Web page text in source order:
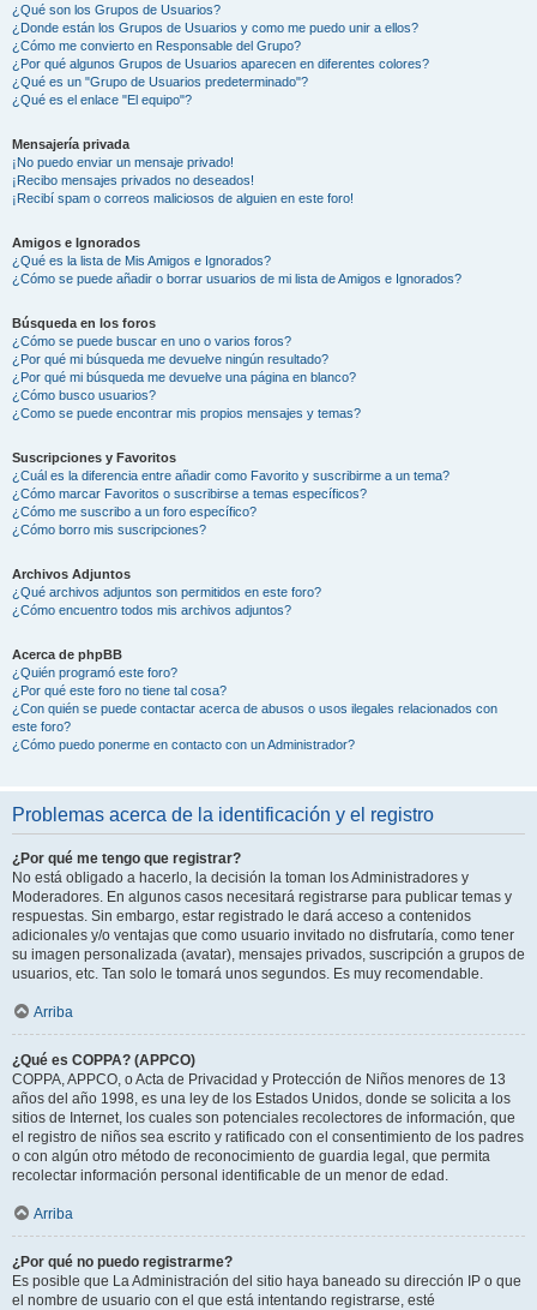
¿Qué son los Grupos de Usuarios?
¿Donde están los Grupos de Usuarios y como me puedo unir a ellos?
¿Cómo me convierto en Responsable del Grupo?
¿Por qué algunos Grupos de Usuarios aparecen en diferentes colores?
¿Qué es un "Grupo de Usuarios predeterminado"?
¿Qué es el enlace "El equipo"?
Mensajería privada
¡No puedo enviar un mensaje privado!
¡Recibo mensajes privados no deseados!
¡Recibí spam o correos maliciosos de alguien en este foro!
Amigos e Ignorados
¿Qué es la lista de Mis Amigos e Ignorados?
¿Cómo se puede añadir o borrar usuarios de mi lista de Amigos e Ignorados?
Búsqueda en los foros
¿Cómo se puede buscar en uno o varios foros?
¿Por qué mi búsqueda me devuelve ningún resultado?
¿Por qué mi búsqueda me devuelve una página en blanco?
¿Cómo busco usuarios?
¿Como se puede encontrar mis propios mensajes y temas?
Suscripciones y Favoritos
¿Cuál es la diferencia entre añadir como Favorito y suscribirme a un tema?
¿Cómo marcar Favoritos o suscribirse a temas específicos?
¿Cómo me suscribo a un foro específico?
¿Cómo borro mis suscripciones?
Archivos Adjuntos
¿Qué archivos adjuntos son permitidos en este foro?
¿Cómo encuentro todos mis archivos adjuntos?
Acerca de phpBB
¿Quién programó este foro?
¿Por qué este foro no tiene tal cosa?
¿Con quién se puede contactar acerca de abusos o usos ilegales relacionados con
este foro?
¿Cómo puedo ponerme en contacto con un Administrador?
Problemas acerca de la identificación y el registro
¿Por qué me tengo que registrar?
No está obligado a hacerlo, la decisión la toman los Administradores y
Moderadores. En algunos casos necesitará registrarse para publicar temas y
respuestas. Sin embargo, estar registrado le dará acceso a contenidos
adicionales y/o ventajas que como usuario invitado no disfrutaría, como tener
su imagen personalizada (avatar), mensajes privados, suscripción a grupos de
usuarios, etc. Tan solo le tomará unos segundos. Es muy recomendable.
Arriba
¿Qué es COPPA? (APPCO)
COPPA, APPCO, o Acta de Privacidad y Protección de Niños menores de 13
años del año 1998, es una ley de los Estados Unidos, donde se solicita a los
sitios de Internet, los cuales son potenciales recolectores de información, que
el registro de niños sea escrito y ratificado con el consentimiento de los padres
o con algún otro método de reconocimiento de guardia legal, que permita
recolectar información personal identificable de un menor de edad.
Arriba
¿Por qué no puedo registrarme?
Es posible que La Administración del sitio haya baneado su dirección IP o que
el nombre de usuario con el que está intentando registrarse, esté